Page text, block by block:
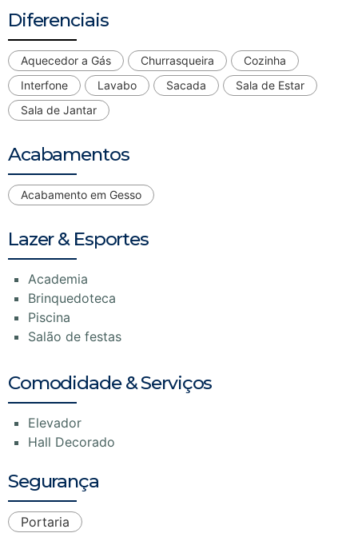
Diferenciais
Aquecedor a Gás Churrasqueira
Cozinha
Interfone
Lavabo Sacada
Sala de Estar
Sala de Jantar
Acabamentos
Acabamento em Gesso
Lazer & Esportes
Academia
Brinquedoteca
Piscina
Salão de festas
Comodidade & Serviços
Elevador
Hall Decorado
Segurança
Portaria